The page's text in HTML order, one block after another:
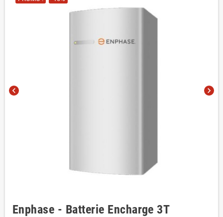
chevron_left chevron_right
Enphase - Batterie Encharge 3T